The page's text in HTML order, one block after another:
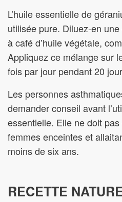
L’huile essentielle de
utilisée pure. Diluez-en
à café d’huile végétale,
Appliquez ce mélange sur
fois par jour pendant 20
Les personnes
demander conseil avant
essentielle. Elle ne doit
femmes enceintes et
moins de six ans.
RECETTE